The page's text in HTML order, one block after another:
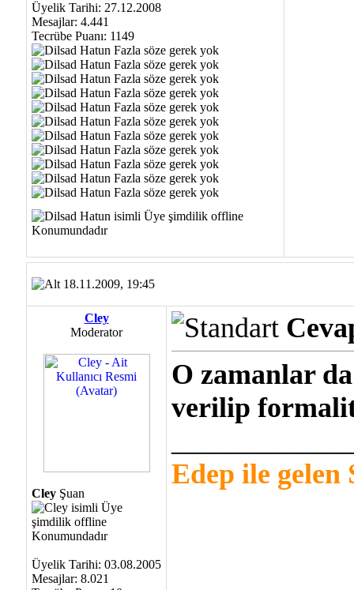
Üyelik Tarihi: 27.12.2008
Mesajlar: 4.441
Tecrübe Puanı: 1149
18.11.2009, 19:45
Cley
Moderator
Cley Şuan
Üyelik Tarihi: 03.08.2005
Mesajlar: 8.021
O zamanlar
verilip
Edep ile gelen